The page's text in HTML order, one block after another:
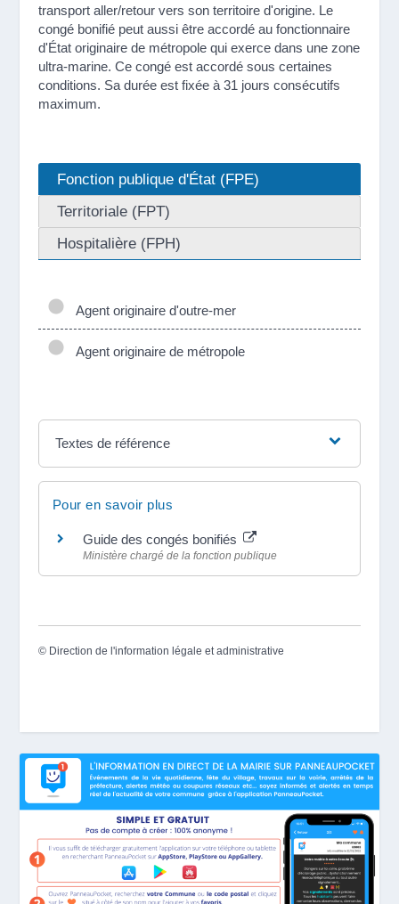
transport aller/retour vers son territoire d'origine. Le
congé bonifié peut aussi être accordé au fonctionnaire
d'État originaire de métropole qui exerce dans une zone
ultra-marine. Ce congé est accordé sous certaines
conditions. Sa durée est fixée à 31 jours consécutifs
maximum.
Fonction publique d'État (FPE)
Territoriale (FPT)
Hospitalière (FPH)
Agent originaire d'outre-mer
Agent originaire de métropole
Textes de référence
Pour en savoir plus
Guide des congés bonifiés
Ministère chargé de la fonction publique
© Direction de l'information légale et administrative